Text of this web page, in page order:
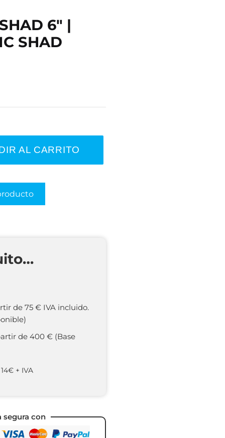
6" |
SHAD
AL CARRITO
de 75 € IVA incluido.
de 400 € (Base
+ IVA
segura con